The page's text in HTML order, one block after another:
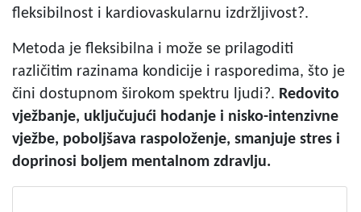
fleksibilnost i kardiovaskularnu izdržljivost?.
Metoda je fleksibilna i može se prilagoditi
različitim razinama kondicije i rasporedima, što je
čini dostupnom širokom spektru ljudi?. Redovito
vježbanje, uključujući hodanje i nisko-intenzivne
vježbe, poboljšava raspoloženje, smanjuje stres i
doprinosi boljem mentalnom zdravlju.